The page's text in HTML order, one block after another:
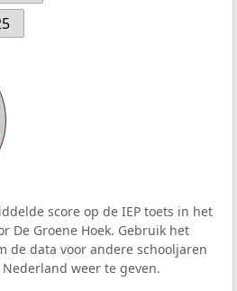
score op de IEP toets in het
De Groene Hoek. Gebruik het
de data voor andere schooljaren
weer te geven.